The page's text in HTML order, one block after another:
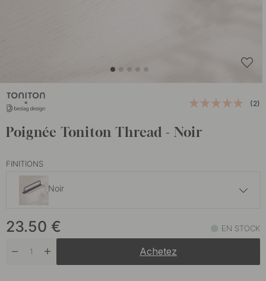
(2)
Poignée Toniton Thread - Noir
FINITIONS
Noir
Grège En stock
23.50 € EN STOCK
Achetez